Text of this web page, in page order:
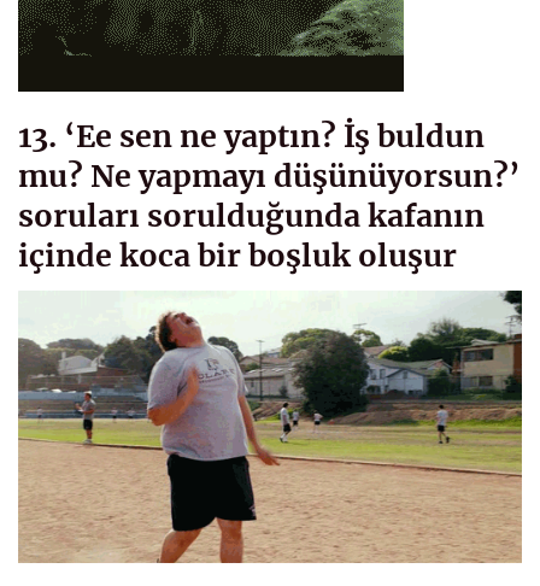
13. ‘Ee sen ne yaptın? İş buldun
mu? Ne yapmayı düşünüyorsun?’
soruları sorulduğunda kafanın
içinde koca bir boşluk oluşur